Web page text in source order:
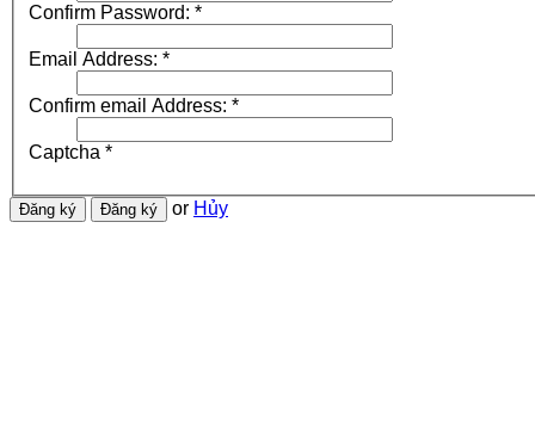
Confirm Password: *
Email Address: *
Confirm email Address: *
Captcha *
or Hủy